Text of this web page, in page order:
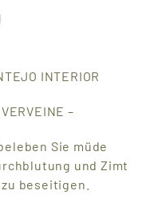
INTERIOR
–
Sie müde
und Zimt
beseitigen.